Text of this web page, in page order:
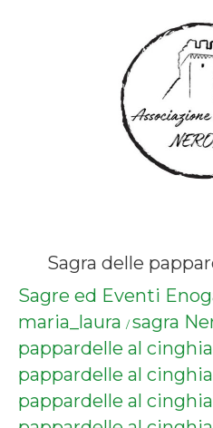
Sagra delle
Sagre ed Eventi
maria_laura / sagra
pappardelle al
pappardelle al
pappardelle al